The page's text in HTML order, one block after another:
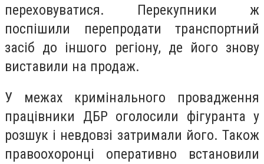
переховуватися. Перекупники ж
поспішили перепродати транспортний
засіб до іншого регіону, де його знову
виставили на продаж.
У межах кримінального провадження
працівники ДБР оголосили фігуранта у
розшук і невдовзі затримали його. Також
правоохоронці оперативно встановили